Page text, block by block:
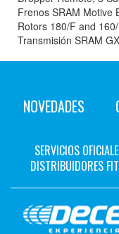
Frenos SRAM Motive
Rotors 180/F and
Transmisión SRAM
NOVEDADES
SERVICIOS
DISTRIBUIDORES